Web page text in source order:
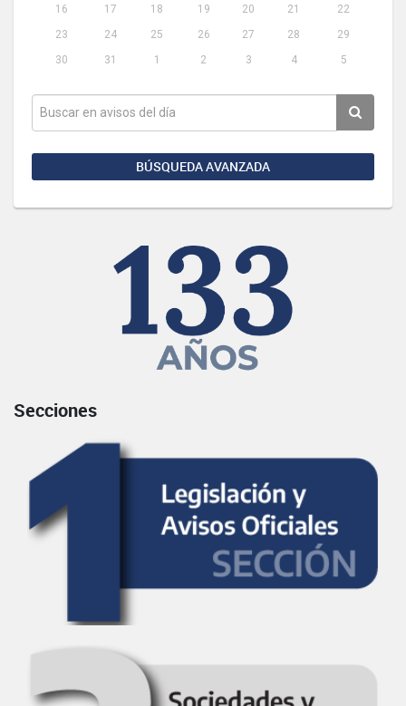
16
17 18 19 20 21
22
23
24 25 26 27 28
29
30
31 1 2 3 4 5
BÚSQUEDA AVANZADA
Secciones